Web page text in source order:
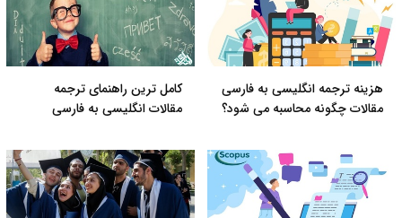
هزینه ترجمه انگلیسی به فارسی
مقالات چگونه محاسبه می شود؟
کامل ترین راهنمای ترجمه
مقالات انگلیسی به فارسی